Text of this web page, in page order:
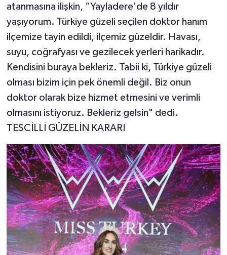
atanmasına ilişkin, “Yayladere'de 8 yıldır
yaşıyorum. Türkiye güzeli seçilen doktor hanım
ilçemize tayin edildi, ilçemiz güzeldir. Havası,
suyu, coğrafyası ve gezilecek yerleri harikadır.
Kendisini buraya bekleriz. Tabii ki, Türkiye güzeli
olması bizim için pek önemli değil. Biz onun
doktor olarak bize hizmet etmesini ve verimli
olmasını istiyoruz. Bekleriz gelsin" dedi.
TESCİLLİ GÜZELİN KARARI